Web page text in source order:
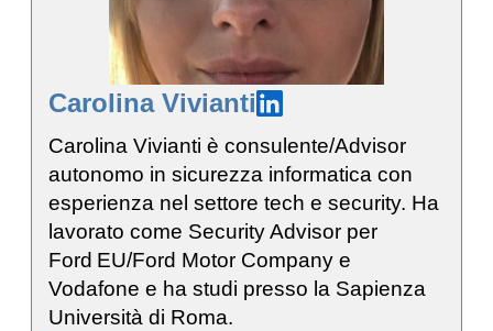
Carolina Vivianti
Carolina Vivianti è consulente/Advisor
autonomo in sicurezza informatica con
esperienza nel settore tech e security. Ha
lavorato come Security Advisor per
Ford EU/Ford Motor Company e
Vodafone e ha studi presso la Sapienza
Università di Roma.